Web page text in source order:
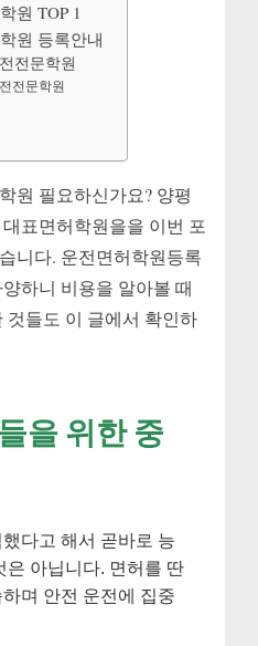
원 TOP 1
원 등록안내
전문학원
전문학원
원 필요하신가요? 양평
표면허학원을을 이번 포
니다. 운전면허학원등록
하니 비용을 알아볼 때
것들도 이 글에서 확인하
을 위한 중
다고 해서 곧바로 능
은 아닙니다. 면허를 딴
며 안전 운전에 집중